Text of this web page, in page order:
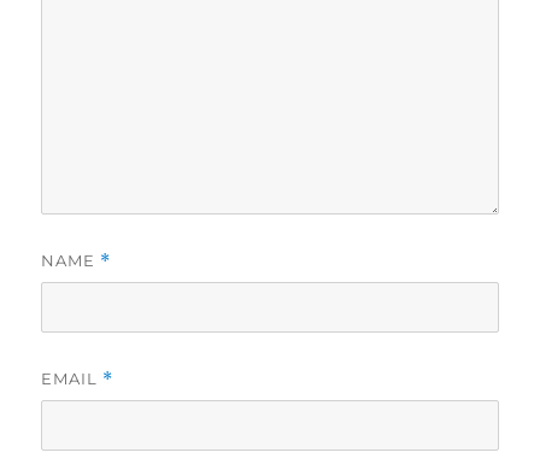
NAME *
EMAIL *